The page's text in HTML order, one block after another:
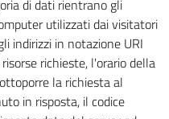
di dati rientrano gli
utilizzati dai visitatori
indirizzi in notazione URI
richieste, l'orario della
la richiesta al
in risposta, il codice